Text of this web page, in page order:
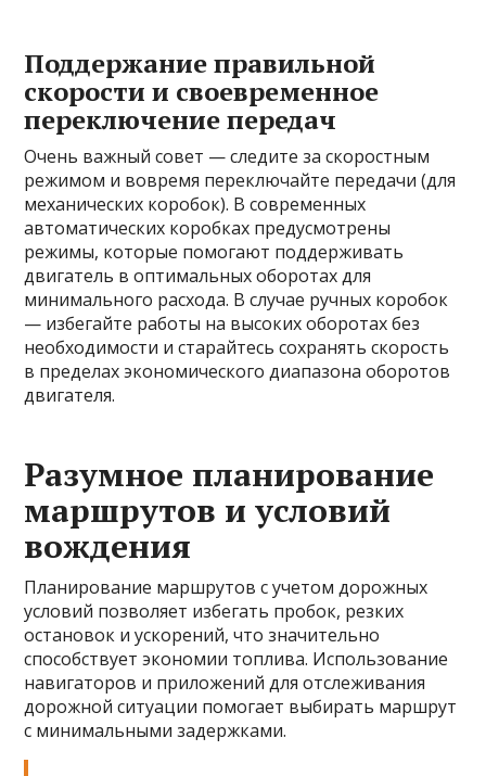
Поддержание правильной
скорости и своевременное
переключение передач
Очень важный совет — следите за скоростным
режимом и вовремя переключайте передачи (для
механических коробок). В современных
автоматических коробках предусмотрены
режимы, которые помогают поддерживать
двигатель в оптимальных оборотах для
минимального расхода. В случае ручных коробок
— избегайте работы на высоких оборотах без
необходимости и старайтесь сохранять скорость
в пределах экономического диапазона оборотов
двигателя.
Разумное планирование
маршрутов и условий
вождения
Планирование маршрутов с учетом дорожных
условий позволяет избегать пробок, резких
остановок и ускорений, что значительно
способствует экономии топлива. Использование
навигаторов и приложений для отслеживания
дорожной ситуации помогает выбирать маршрут
с минимальными задержками.